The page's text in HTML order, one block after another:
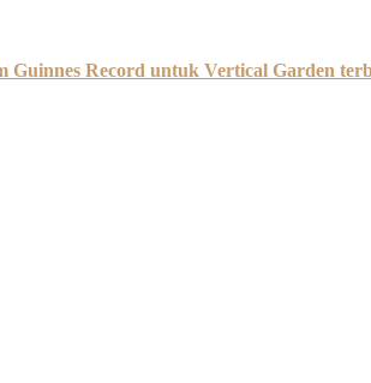
Record untuk Vertical Garden